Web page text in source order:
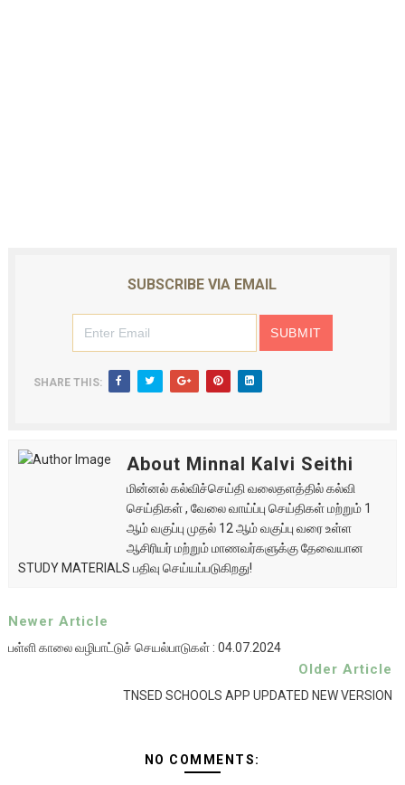
SUBSCRIBE VIA EMAIL
SHARE THIS:
About Minnal Kalvi Seithi
மின்னல் கல்விச்செய்தி வலைதளத்தில் கல்வி
செய்திகள் , வேலை வாய்ப்பு செய்திகள் மற்றும் 1
ஆம் வகுப்பு முதல் 12 ஆம் வகுப்பு வரை உள்ள
ஆசிரியர் மற்றும் மாணவர்களுக்கு தேவையான
STUDY MATERIALS பதிவு செய்யப்படுகிறது!
Newer Article
பள்ளி காலை வழிபாட்டுச் செயல்பாடுகள் : 04.07.2024
Older Article
TNSED SCHOOLS APP UPDATED NEW VERSION
NO COMMENTS: